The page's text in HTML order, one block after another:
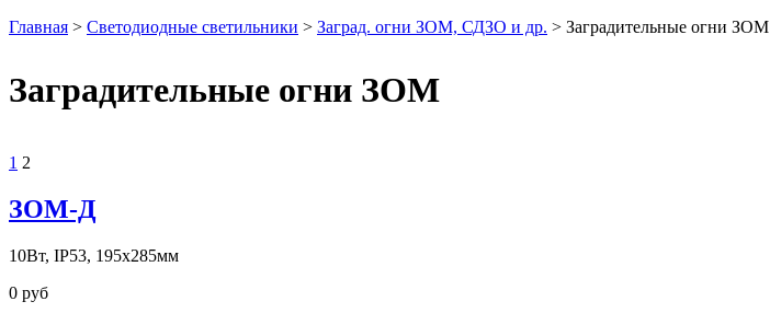
Главная > Светодиодные светильники > Заград. огни ЗОМ, СДЗО и др. > Заградительные огни ЗОМ
Заградительные огни ЗОМ
1 2
ЗОМ-Д
10Вт, IP53, 195х285мм
0 руб